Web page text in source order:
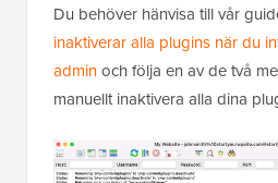
Du behöver hänvisa till vår
inaktiverar alla plugins när du
adminoch följa en av de två
manuellt inaktivera alla dina